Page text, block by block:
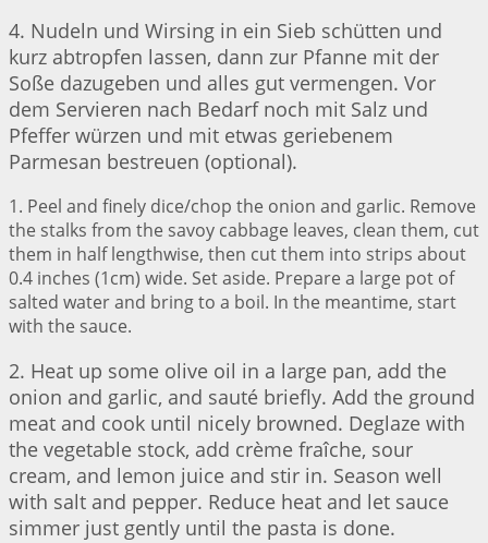
4. Nudeln und Wirsing in ein Sieb schütten und
kurz abtropfen lassen, dann zur Pfanne mit der
Soße dazugeben und alles gut vermengen. Vor
dem Servieren nach Bedarf noch mit Salz und
Pfeffer würzen und mit etwas geriebenem
Parmesan bestreuen (optional).
1. Peel and finely dice/chop the onion and garlic. Remove
the stalks from the savoy cabbage leaves, clean them, cut
them in half lengthwise, then cut them into strips about
0.4 inches (1cm) wide. Set aside. Prepare a large pot of
salted water and bring to a boil. In the meantime, start
with the sauce.
2. Heat up some olive oil in a large pan, add the
onion and garlic, and sauté briefly. Add the ground
meat and cook until nicely browned. Deglaze with
the vegetable stock, add crème fraîche, sour
cream, and lemon juice and stir in. Season well
with salt and pepper. Reduce heat and let sauce
simmer just gently until the pasta is done.